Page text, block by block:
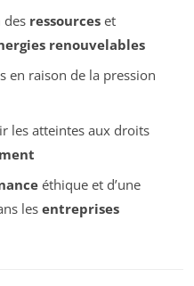
des ressourceset
renouvelables
en raison de la pression
les atteintes aux droits
éthique et d’une
les entreprises